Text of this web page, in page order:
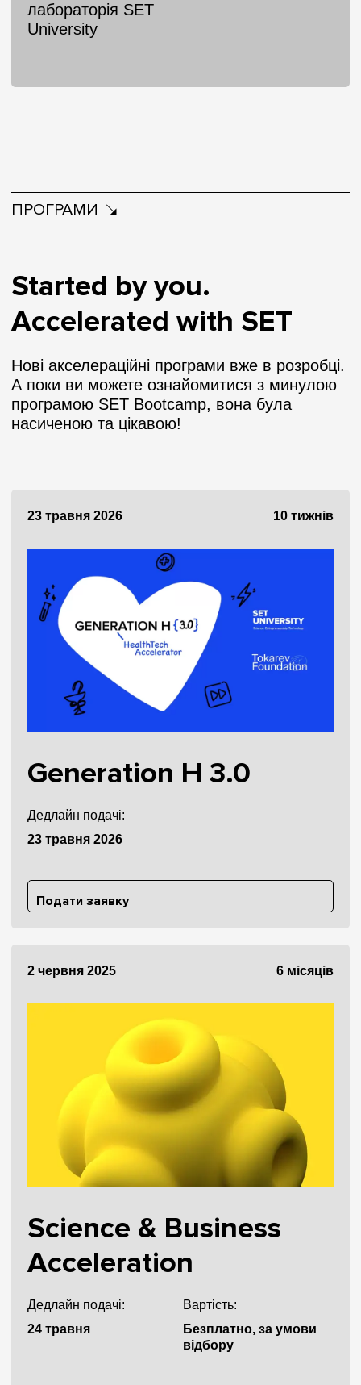
лабораторія SET
University
ПРОГРАМИ
Started by you.
Accelerated with SET
Нові акселераційні програми вже в розробці.
А поки ви можете ознайомитися з минулою
програмою SET Bootcamp, вона була
насиченою та цікавою!
23 травня 2026 10 тижнів
Generation H 3.0
Дедлайн подачі:
23 травня 2026
Подати заявку
2 червня 2025 6 місяців
Science & Business
Acceleration
Дедлайн подачі:
24 травня
Вартість:
Безплатно, за умови
відбору